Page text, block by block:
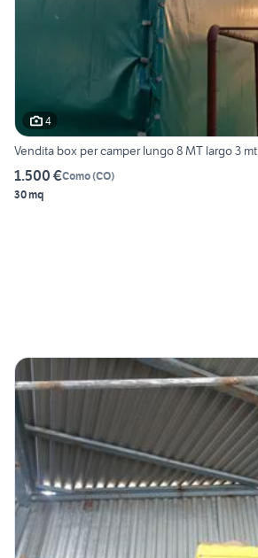
4
Vendita box per camper lungo 8 MT largo 3 mt
1.500 €Como(CO)
30 mq